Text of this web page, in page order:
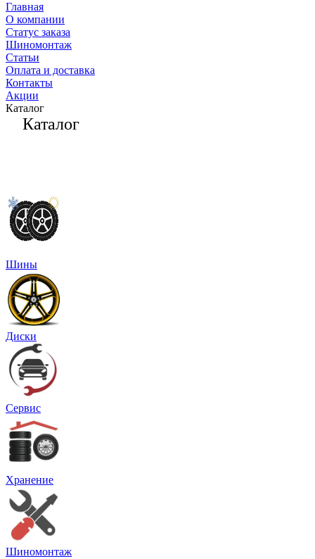
Главная
О компании
Статус заказа
Шиномонтаж
Статьи
Оплата и доставка
Контакты
Акции
Каталог
Каталог
Шины
Диски
Сервис
Хранение
Шиномонтаж